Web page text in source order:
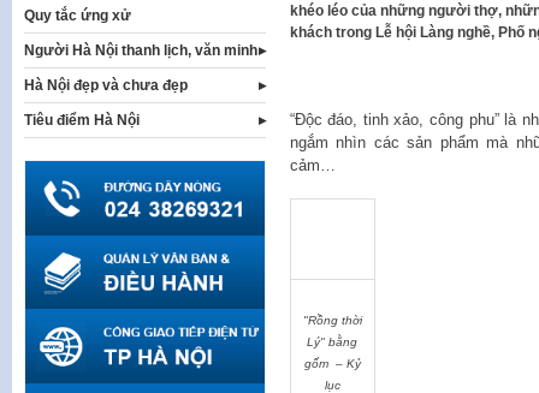
khéo léo của những người thợ,
khách trong Lễ hội Làng nghề, Phố
“Độc đáo, tinh xảo, công phu” là
ngắm nhìn các sản phẩm mà
cảm…
"Rồng thời
Lý" bằng
gốm – Kỷ
lục
Quy tắc ứng xử
Người Hà Nội thanh lịch, văn minh
Hà Nội đẹp và chưa đẹp
Tiêu điểm Hà Nội